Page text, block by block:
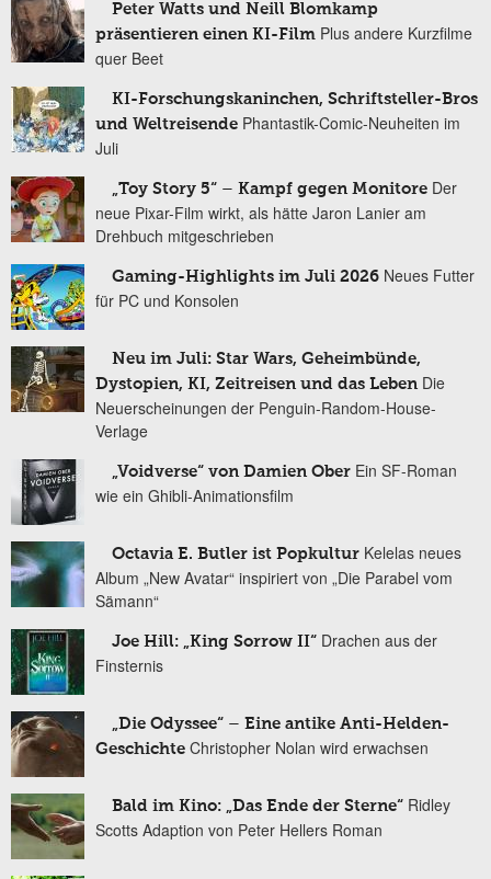
Peter Watts und Neill Blomkamp
präsentieren einen KI-Film Plus andere Kurzfilme
quer Beet
KI-Forschungskaninchen, Schriftsteller-Bros
und Weltreisende Phantastik-Comic-Neuheiten im
Juli
„Toy Story 5“ – Kampf gegen Monitore Der
neue Pixar-Film wirkt, als hätte Jaron Lanier am
Drehbuch mitgeschrieben
Gaming-Highlights im Juli 2026 Neues Futter
für PC und Konsolen
Neu im Juli: Star Wars, Geheimbünde,
Dystopien, KI, Zeitreisen und das Leben Die
Neuerscheinungen der Penguin-Random-House-
Verlage
„Voidverse“ von Damien Ober Ein SF-Roman
wie ein Ghibli-Animationsfilm
Octavia E. Butler ist Popkultur Kelelas neues
Album „New Avatar“ inspiriert von „Die Parabel vom
Sämann“
Joe Hill: „King Sorrow II“ Drachen aus der
Finsternis
„Die Odyssee“ – Eine antike Anti-Helden-
Geschichte Christopher Nolan wird erwachsen
Bald im Kino: „Das Ende der Sterne“ Ridley
Scotts Adaption von Peter Hellers Roman